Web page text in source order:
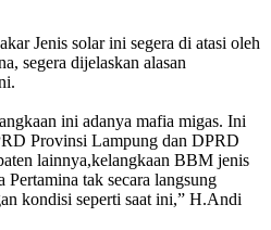
Jenis solar ini segera di atasi oleh
segera dijelaskan alasan
ini adanya mafia migas. Ini
Provinsi Lampung dan DPRD
lainnya,kelangkaan BBM jenis
tak secara langsung
kondisi seperti saat ini,” H.Andi